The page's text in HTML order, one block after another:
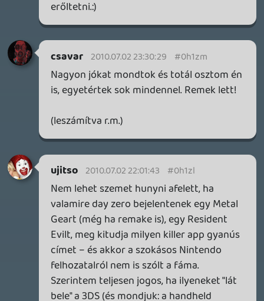
vumar 2010.07.02 19:29:07 #0h1z8
Ha az a cél, hogy a kommentek száma
növekedjen a robotmajomnak hála, akkor
bejött a terv! Csak lehet, hogy nem így
kéne.
Megalapítom a Robotmajom rajongói
klubbot! 😃
1 / 2